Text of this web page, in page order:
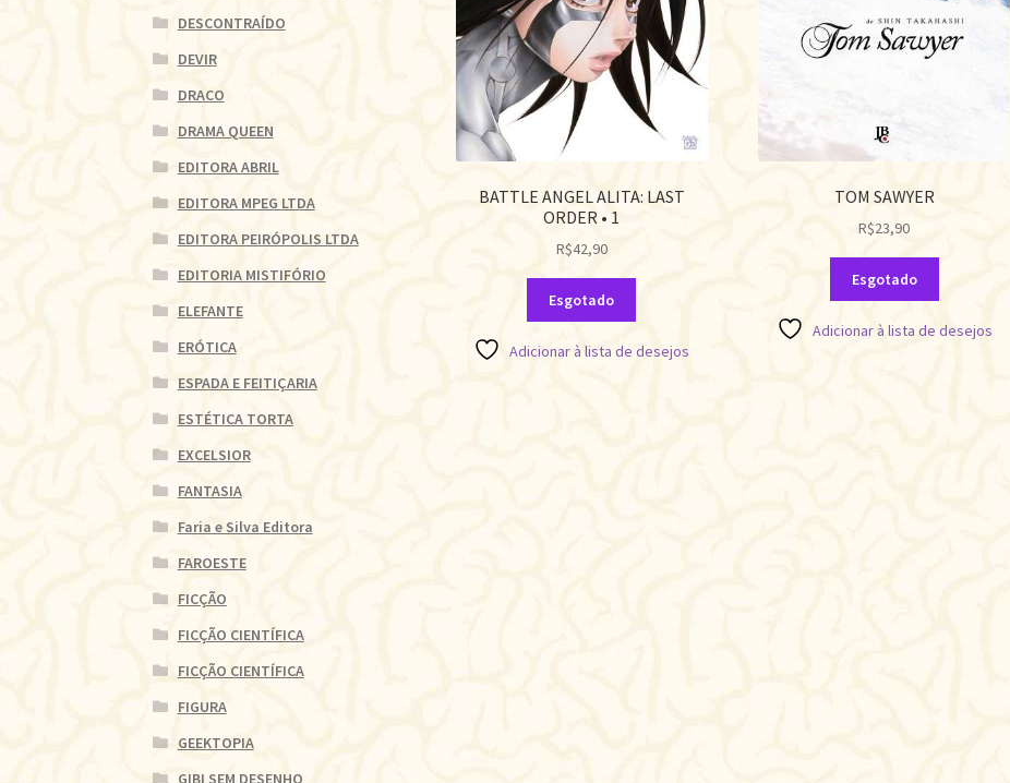
BATTLE ANGEL ALITA: LAST
ORDER • 1
R$42,90
Esgotado
Adicionar à lista de desejos
TOM SAWYER
R$23,90
Esgotado
Adicionar à lista de desejos
DESCONTRAÍDO
DEVIR
DRACO
DRAMA QUEEN
EDITORA ABRIL
EDITORA MPEG LTDA
EDITORA PEIRÓPOLIS LTDA
EDITORIA MISTIFÓRIO
ELEFANTE
ERÓTICA
ESPADA E FEITIÇARIA
ESTÉTICA TORTA
EXCELSIOR
FANTASIA
Faria e Silva Editora
FAROESTE
FICÇÃO
FICÇÃO CIENTÍFICA
FICÇÃO CIENTÍFICA
FIGURA
GEEKTOPIA
GIBI SEM DESENHO